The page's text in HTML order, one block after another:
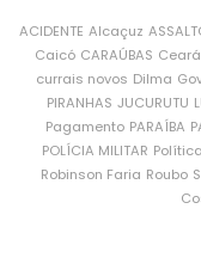
ACIDENTE Alcaçuz
Caicó CARAÚBAS Ceará
currais novos Dilma
PIRANHAS JUCURUTU
Pagamento PARAÍBA
POLÍCIA MILITAR Política
Robinson Faria Roubo